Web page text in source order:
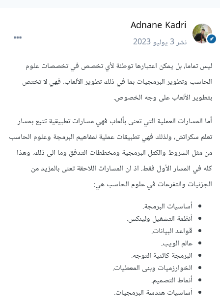
Adnane Kadri
نشر3 يوليو 2023
ليس تماما، بل يمكن اعتبارها توطئة لأي تخصص في تخصصات علوم
الحاسب وتطوير البرمجيات بما في ذلك تطوير الألعاب. فهي لا تختص
بتطوير الألعاب على وجه الخصوص.
أما المسارات العملية التي تعنى بألعاب فهي مسارات تطبيقية تتبع بمسار
تعلم سكراتش، ولذلك فهي تطبيقات عملية لمفاهيم البرمجة وعلوم الحاسب
من مثل الشروط والكتل البرمجية ومخططات التدفق وما الى ذلك. وهذا
كله في المسار الأول فقط. اذ ان المسارات اللاحقة تعنى بالمزيد من
الجزئيات والتفرعات في علوم الحاسب هي:
أساسيات البرمجة.
أنظمة التشغيل ولينكس.
قواعد البيانات.
عالم الويب.
البرمجة كائنية التوجه.
الخوارزميات وبنى المعطيات.
أنماط التصميم.
أساسيات هندسة البرمجيات.